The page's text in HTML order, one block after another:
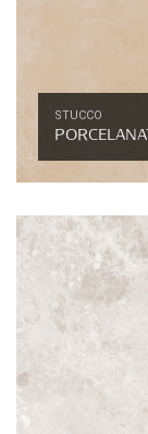
STUCCO